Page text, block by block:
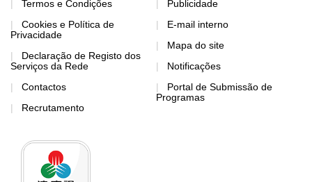
Termos e Condições
Cookies e Política de
Privacidade
Declaração de Registo dos
Serviços da Rede
Contactos
Recrutamento
Publicidade
E-mail interno
Mapa do site
Notificações
Portal de Submissão de
Programas